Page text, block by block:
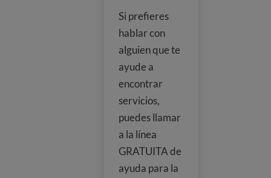
Si prefieres
hablar con
alguien que te
ayude a
encontrar
servicios,
puedes llamar
a la línea
GRATUITA de
ayuda para la